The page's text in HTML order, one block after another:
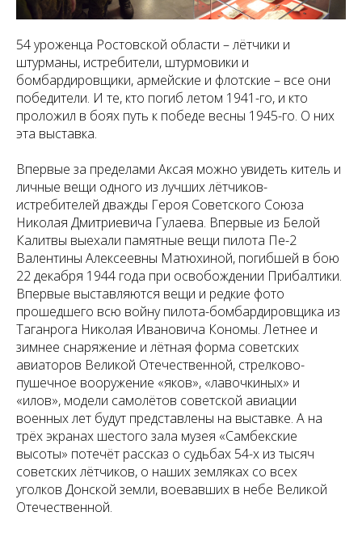
54 уроженца Ростовской области – лётчики и
штурманы, истребители, штурмовики и
бомбардировщики, армейские и флотские – все они
победители. И те, кто погиб летом 1941-го, и кто
проложил в боях путь к победе весны 1945-го. О них
эта выставка.
Впервые за пределами Аксая можно увидеть китель и
личные вещи одного из лучших лётчиков-
истребителей дважды Героя Советского Союза
Николая Дмитриевича Гулаева. Впервые из Белой
Калитвы выехали памятные вещи пилота Пе-2
Валентины Алексеевны Матюхиной, погибшей в бою
22 декабря 1944 года при освобождении Прибалтики.
Впервые выставляются вещи и редкие фото
прошедшего всю войну пилота-бомбардировщика из
Таганрога Николая Ивановича Кономы. Летнее и
зимнее снаряжение и лётная форма советских
авиаторов Великой Отечественной, стрелково-
пушечное вооружение «яков», «лавочкиных» и
«илов», модели самолётов советской авиации
военных лет будут представлены на выставке. А на
трёх экранах шестого зала музея «Самбекские
высоты» потечёт рассказ о судьбах 54-х из тысяч
советских лётчиков, о наших земляках со всех
уголков Донской земли, воевавших в небе Великой
Отечественной.